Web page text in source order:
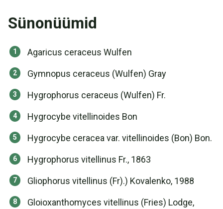
Sünonüümid
Agaricus ceraceus Wulfen
Gymnopus ceraceus (Wulfen) Gray
Hygrophorus ceraceus (Wulfen) Fr.
Hygrocybe vitellinoides Bon
Hygrocybe ceracea var. vitellinoides (Bon) Bon.
Hygrophorus vitellinus Fr., 1863
Gliophorus vitellinus (Fr).) Kovalenko, 1988
Gloioxanthomyces vitellinus (Fries) Lodge,